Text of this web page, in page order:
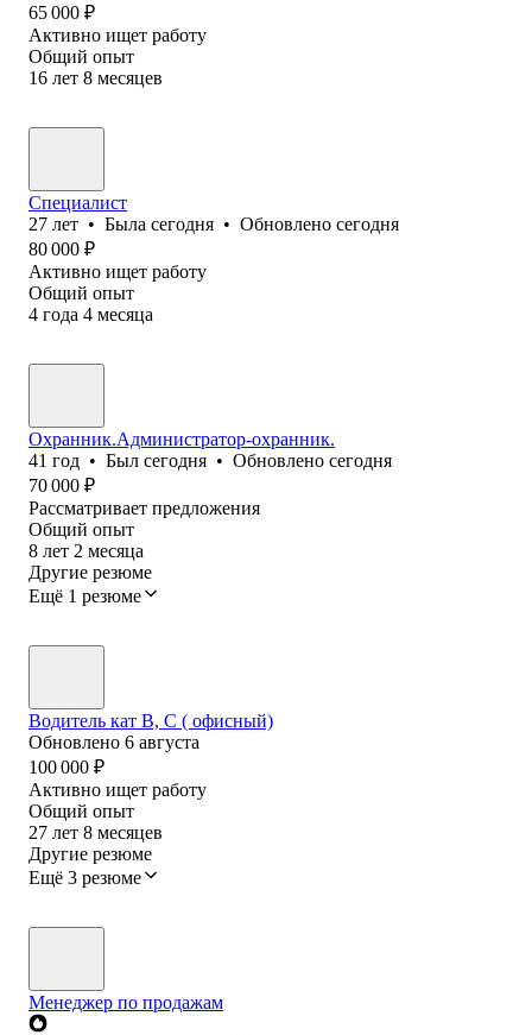
65 000 ₽
Активно ищет работу
Общий опыт
16 лет 8 месяцев
Специалист
27 лет • Была сегодня • Обновлено сегодня
80 000 ₽
Активно ищет работу
Общий опыт
4 года 4 месяца
Охранник.Администратор-охранник.
41 год • Был сегодня • Обновлено сегодня
70 000 ₽
Рассматривает предложения
Общий опыт
8 лет 2 месяца
Другие резюме
Ещё 1 резюме
Водитель кат В, С ( офисный)
Обновлено 6 августа
100 000 ₽
Активно ищет работу
Общий опыт
27 лет 8 месяцев
Другие резюме
Ещё 3 резюме
Менеджер по продажам